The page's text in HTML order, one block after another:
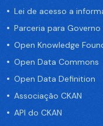
Lei de acesso a
Parceria para
Open Knowledge
Open Data Commons
Open Data Definition
Associação CKAN
API do CKAN